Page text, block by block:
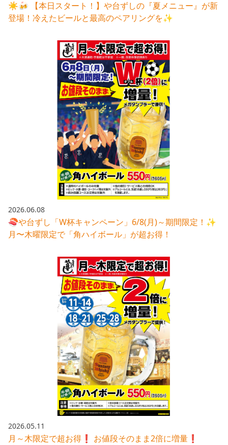
☀️🍻 【本日スタート！】や台ずしの『夏メニュー』が新
登場！冷えたビールと最高のペアリングを✨
2026.06.08
🍣や台ずし「W杯キャンペーン」6/8(月)～期間限定！✨
月〜木曜限定で「角ハイボール」が超お得！
2026.05.11
月～木限定で超お得❗️ お値段そのまま2倍に増量❗️